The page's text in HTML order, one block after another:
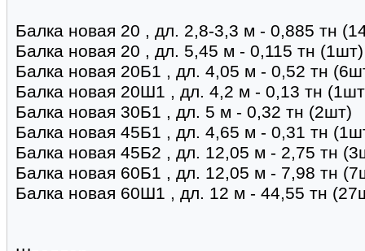
Балка новая 20 , дл. 2,8-3,3 м - 0,885 тн
Балка новая 20 , дл. 5,45 м - 0,115 тн (1шт)
Балка новая 20Б1 , дл. 4,05 м - 0,52 тн
Балка новая 20Ш1 , дл. 4,2 м - 0,13 тн
Балка новая 30Б1 , дл. 5 м - 0,32 тн (2шт)
Балка новая 45Б1 , дл. 4,65 м - 0,31 тн
Балка новая 45Б2 , дл. 12,05 м - 2,75 тн
Балка новая 60Б1 , дл. 12,05 м - 7,98 тн
Балка новая 60Ш1 , дл. 12 м - 44,55 тн